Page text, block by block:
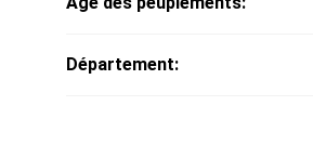
Département: